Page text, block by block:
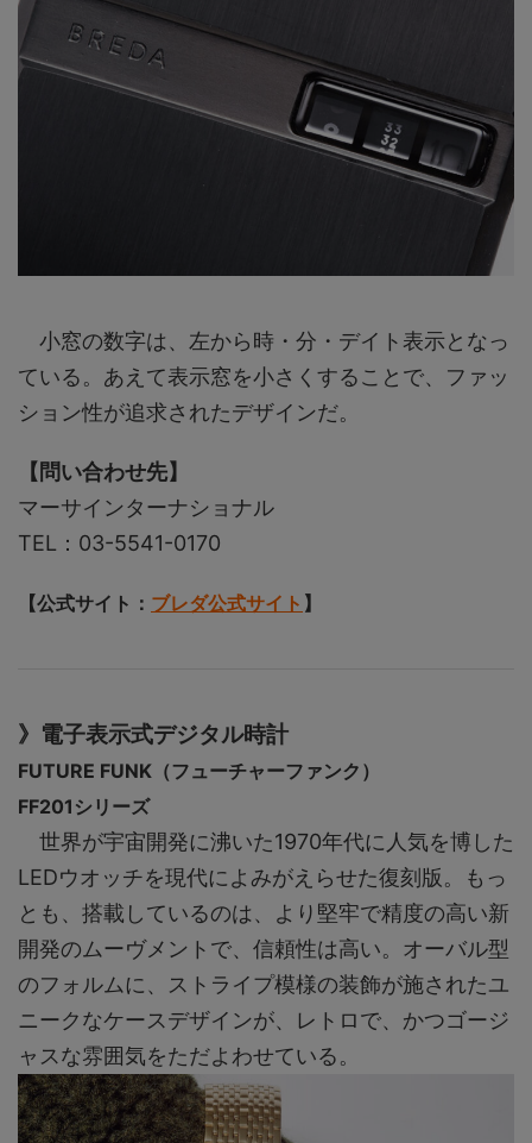
小窓の数字は、左から時・分・デイト表示となっ
ている。あえて表示窓を小さくすることで、ファッ
ション性が追求されたデザインだ。
【問い合わせ先】
マーサインターナショナル
TEL：03-5541-0170
【公式サイト： ブレダ公式サイト 】
》電子表示式デジタル時計
FUTURE FUNK（フューチャーファンク）
FF201シリーズ
世界が宇宙開発に沸いた1970年代に人気を博した
LEDウオッチを現代によみがえらせた復刻版。もっ
とも、搭載しているのは、より堅牢で精度の高い新
開発のムーヴメントで、信頼性は高い。オーバル型
のフォルムに、ストライプ模様の装飾が施されたユ
ニークなケースデザインが、レトロで、かつゴージ
ャスな雰囲気をただよわせている。